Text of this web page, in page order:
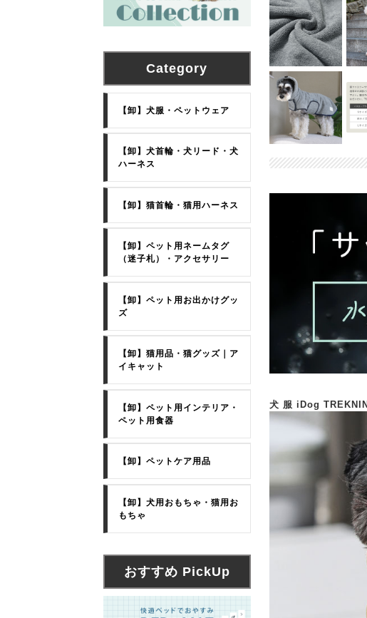
犬 服 iDog
Category
【卸】犬服・ペットウェア
【卸】犬首輪・犬リード・犬
ハーネス
【卸】猫首輪・猫用ハーネス
【卸】ペット用ネームタグ
（迷子札）・アクセサリー
【卸】ペット用お出かけグッ
ズ
【卸】猫用品・猫グッズ｜ア
イキャット
【卸】ペット用インテリア・
ペット用食器
【卸】ペットケア用品
【卸】犬用おもちゃ・猫用お
もちゃ
おすすめ PickUp